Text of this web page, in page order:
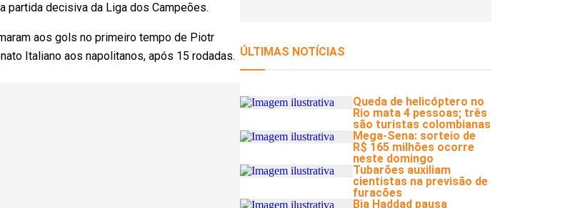
partida decisiva da Liga dos Campeões.
aos gols no primeiro tempo de Piotr
Italiano aos napolitanos, após 15 rodadas.